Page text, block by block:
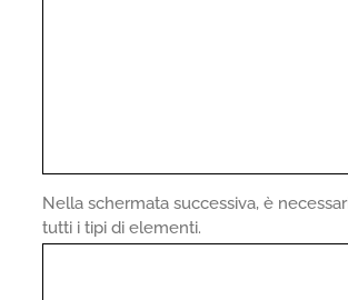
Nella schermata successiva, è
tutti i tipi di elementi.